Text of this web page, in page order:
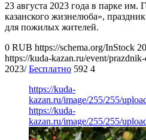
23 августа 2023 года в парке им.
казанского жизнелюба»,
для пожилых жителей.
0 RUB https://schema.org/InStock
https://kuda-kazan.ru/event/
2023/ Бесплатно 592 4
https://kuda-
kazan.ru/image/255/255/
https://kuda-
kazan.ru/image/255/255/